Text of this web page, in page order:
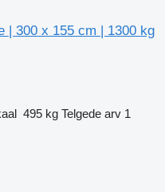
| 300 x 155 cm | 1300 kg
495 kg Telgede arv 1